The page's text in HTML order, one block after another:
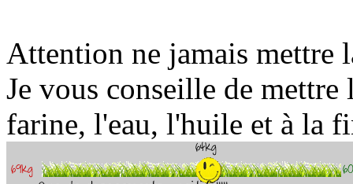
Attention ne jamais mettre
Je vous conseille de
farine, l'eau, l'huile et à la